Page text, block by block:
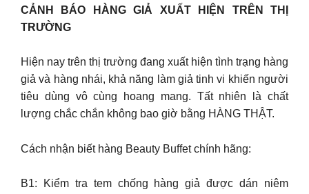
CẢNH BÁO HÀNG GIẢ XUẤT HIỆN TRÊN THỊ
TRƯỜNG
Hiện nay trên thị trường đang xuất hiện tình trạng hàng
giả và hàng nhái, khả năng làm giả tinh vi khiến người
tiêu dùng vô cùng hoang mang. Tất nhiên là chất
lượng chắc chắn không bao giờ bằng HÀNG THẬT.
Cách nhận biết hàng Beauty Buffet chính hãng:
B1: Kiểm tra tem chống hàng giả được dán niêm